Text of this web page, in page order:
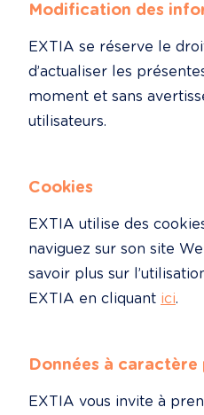
Modification des
EXTIA se réserve le
d’actualiser les
moment et sans
utilisateurs.
Cookies
EXTIA utilise des
naviguez sur son site
savoir plus sur
EXTIA en cliquant ici.
Données à caractère
EXTIA vous invite à